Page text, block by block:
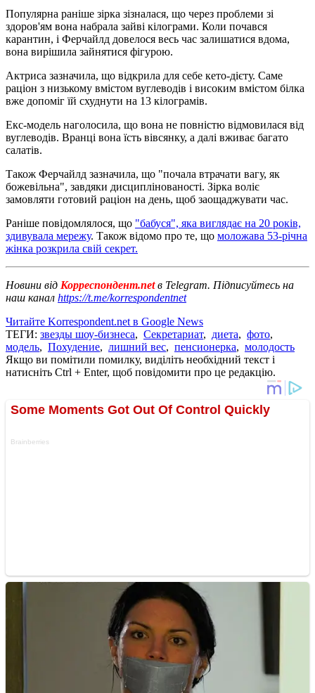
Популярна раніше зірка зізналася, що через проблеми зі
здоров'ям вона набрала зайві кілограми. Коли почався
карантин, і Ферчайлд довелося весь час залишатися вдома,
вона вирішила зайнятися фігурою.
Актриса зазначила, що відкрила для себе кето-дієту. Саме
раціон з низькому вмістом вуглеводів і високим вмістом білка
вже допоміг їй схуднути на 13 кілограмів.
Екс-модель наголосила, що вона не повністю відмовилася від
вуглеводів. Вранці вона їсть вівсянку, а далі вживає багато
салатів.
Також Ферчайлд зазначила, що "почала втрачати вагу, як
божевільна", завдяки дисциплінованості. Зірка воліє
замовляти готовий раціон на день, щоб заощаджувати час.
Раніше повідомлялося, що "бабуся", яка виглядає на 20 років,
здивувала мережу. Також відомо про те, що моложава 53-річна
жінка розкрила свій секрет.
Новини від Корреспондент.netв Telegram. Підписуйтесь на
наш канал https://t.me/korrespondentnet
Читайте Korrespondent.net в Google News
ТЕГИ: звезды шоу-бизнеса, Секретариат, диета, фото,
модель, Похудение, лишний вес, пенсионерка, молодость
Якщо ви помітили помилку, виділіть необхідний текст і
натисніть Ctrl + Enter, щоб повідомити про це редакцію.